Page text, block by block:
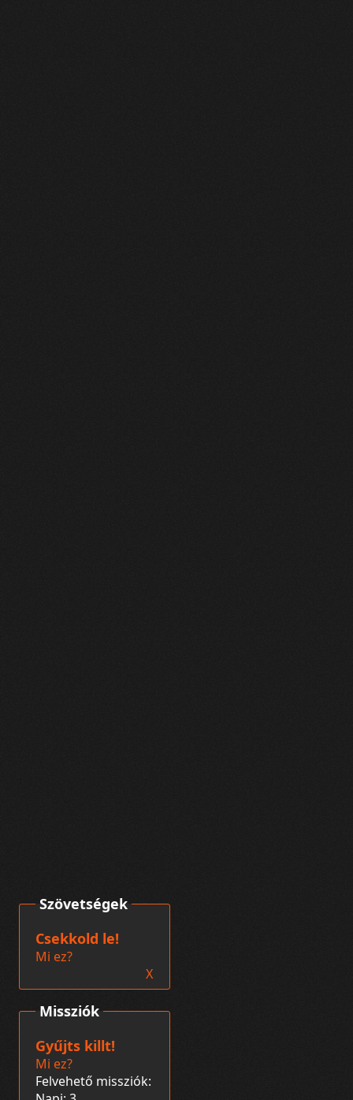
Missziók
Gyűjts killt!
Mi ez?
Felvehető missziók:
Szövetségek
Csekkold le!
Mi ez?
X